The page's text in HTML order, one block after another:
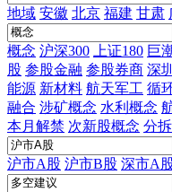
地域 安徽 北京 福建 甘肃
概念 沪深300 上证180 巨
股 参股金融 参股券商 深
能源 新材料 航天军工 循
融合 涉矿概念 水利概念
本月解禁 次新股概念 分
沪市A股 沪市B股 深市A